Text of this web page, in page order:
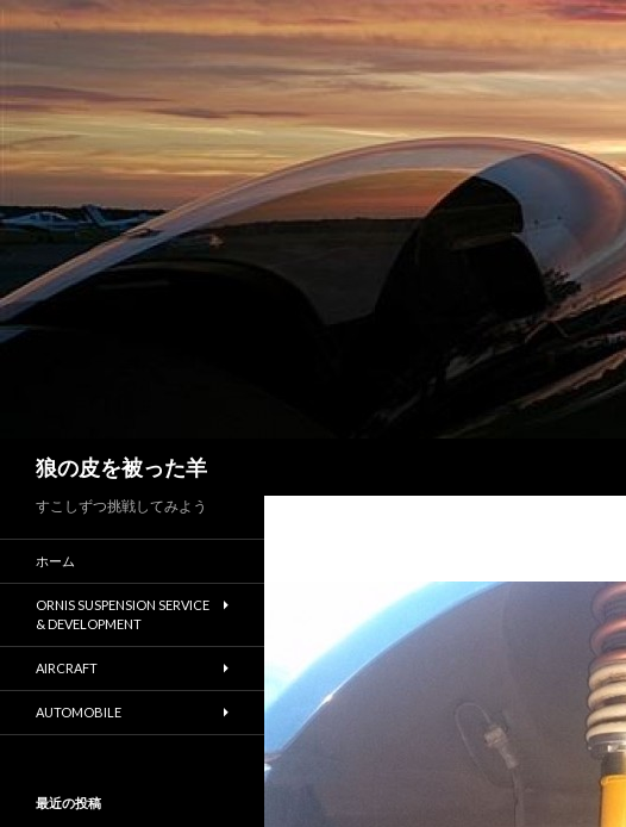
狼の皮を被った羊
すこしずつ挑戦してみよう
ホーム
ORNIS SUSPENSION SERVICE
& DEVELOPMENT
AIRCRAFT
AUTOMOBILE
最近の投稿